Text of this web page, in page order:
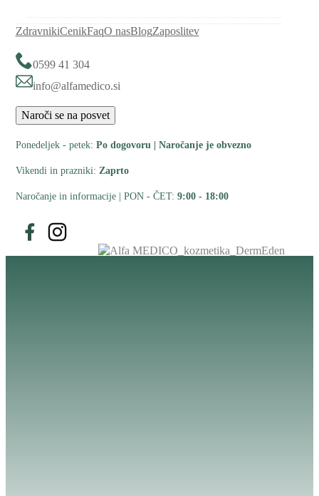
ZdravnikiCenikFaqO nasBlogZaposlitev
0599 41 304
info@alfamedico.si
Naroči se na posvet
Ponedeljek - petek: Po dogovoru | Naročanje je obvezno
Vikendi in prazniki: Zaprto
Naročanje in informacije | PON - ČET: 9:00 - 18:00
Spremljajte nas na Facebooku
Spremljajte nas na Instagramu